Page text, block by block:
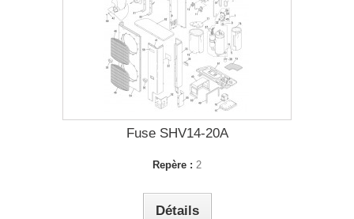
Fuse SHV14-20A
Repère : 2
Détails